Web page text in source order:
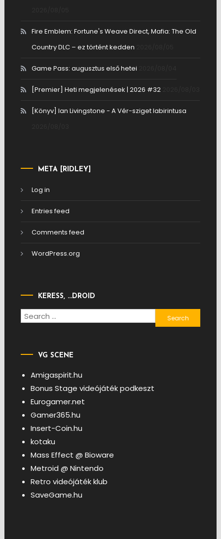
Fire Emblem: Fortune's Weave Direct, Mafia: The Old
Country DLC – ez történt kedden
Game Pass: augusztus első hetei
[Premier] Heti megjelenések | 2026 #32
[Könyv] Ian Livingstone - A Vér-sziget labirintusa
META [RIDLEY]
Log in
Entries feed
Comments feed
WordPress.org
KERESS, …DROID
Search
for:
VG SCENE
Amigaspirit.hu
Bonus Stage videójáték podkeszt
Eurogamer.net
Gamer365.hu
Insert-Coin.hu
kotaku
Mass Effect @ Bioware
Metroid @ Nintendo
Retro videójáték klub
SaveGame.hu